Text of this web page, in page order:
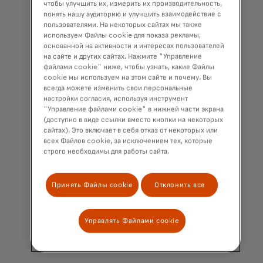
элементы.
Придавая большое значение выбору
и гибкости способов оплаты счетов,
подавляющее большинство
респондентов ожидают, что бизнесы
будут предлагать несколько
вариантов оплаты, что
свидетельствует о сильном спросе на
разнообразие способов оплаты.
Однако лишь 51% респондентов
считают, что им часто
выбрать предпочтительный способ
оплаты. Это свидетельствует о
соответствия предприятий этим
ожиданиям на постоянной основе.
чтобы улучшить их, измерить их производительность,
понять нашу аудиторию и улучшить взаимодействие с
пользователями. На некоторых сайтах мы также
используем Файлы cookie для показа рекламы,
основанной на активности и интересах пользователей
на сайте и других сайтах. Нажмите "Управление
файлами cookie" ниже, чтобы узнать, какие Файлы
cookie мы используем на этом сайте и почему. Вы
всегда можете изменить свои персональные
настройки согласия, используя инструмент
"Управление файлами cookie" в нижней части экрана
(доступно в виде ссылки вместо кнопки на некоторых
сайтах). Это включает в себя отказ от некоторых или
всех Файлов cookie, за исключением тех, которые
строго необходимы для работы сайта.
Принять Файлы cookie Отклонить все
Управлять Файлами cookie